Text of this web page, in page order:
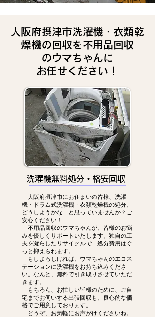
大阪府摂津市洗濯機・衣類乾
燥機の回収を不用品回収
のウマちゃんに
お任せください！
洗濯機無料処分・格安回収
大阪府摂津市にお住まいの皆様、洗濯
機・ドラム式洗濯機・衣類乾燥機の処分、
どうしようかな…と思っていませんか？ご
安心ください！
不用品回収のウマちゃんが、皆様のお悩
みを優しくサポートいたします。独自の工
夫を凝らしたリサイクルで、処分費用はぐ
っと抑えられます。
もしよろしければ、ウマちゃんのエコス
テーションに洗濯機をお持ち込みくださ
い。なんと、無料で引き取りさせていただ
きます。
もちろん、お忙しい皆様のために、ご自
宅までお伺いする出張回収も、良心的な価
格でご用意しております。
どうぞ、お気軽にお声がけくださいね。